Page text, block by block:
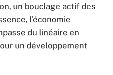
un bouclage actif des
l’économie
du linéaire en
un développement